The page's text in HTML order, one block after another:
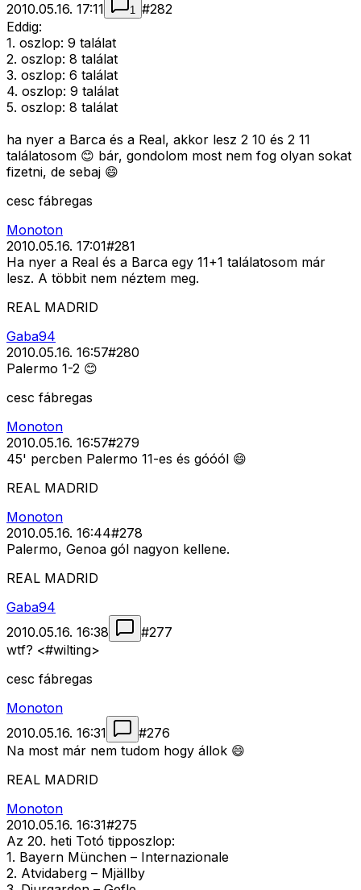
2010.05.16. 17:11
1 #282
Eddig:
1. oszlop: 9 találat
2. oszlop: 8 találat
3. oszlop: 6 találat
4. oszlop: 9 találat
5. oszlop: 8 találat
ha nyer a Barca és a Real, akkor lesz 2 10 és 2 11
találatosom 😊 bár, gondolom most nem fog olyan sokat
fizetni, de sebaj 😄
cesc fábregas
Monoton
2010.05.16. 17:01#281
Ha nyer a Real és a Barca egy 11+1 találatosom már
lesz. A többit nem néztem meg.
REAL MADRID
Gaba94
2010.05.16. 16:57#280
Palermo 1-2 😊
cesc fábregas
Monoton
2010.05.16. 16:57#279
45' percben Palermo 11-es és góóól 😄
REAL MADRID
Monoton
2010.05.16. 16:44#278
Palermo, Genoa gól nagyon kellene.
REAL MADRID
Gaba94
2010.05.16. 16:38
#277
wtf? <#wilting>
cesc fábregas
Monoton
2010.05.16. 16:31
#276
Na most már nem tudom hogy állok 😄
REAL MADRID
Monoton
2010.05.16. 16:31#275
Az 20. heti Totó tipposzlop:
1. Bayern München – Internazionale
2. Atvidaberg – Mjällby